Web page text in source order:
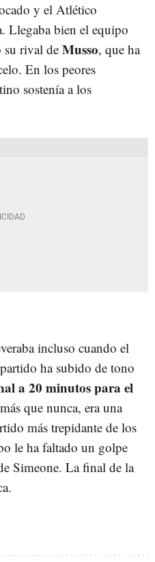
y el Atlético
Llegaba bien el equipo
su rival de Musso, que ha
En los peores
sostenía a los
incluso cuando el
ha subido de tono
a 20 minutos para el
que nunca, era una
más trepidante de los
le ha faltado un golpe
Simeone. La final de la